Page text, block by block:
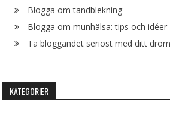
Blogga om tandblekning
Blogga om munhälsa: tips och idéer
Ta bloggandet seriöst med ditt
KATEGORIER